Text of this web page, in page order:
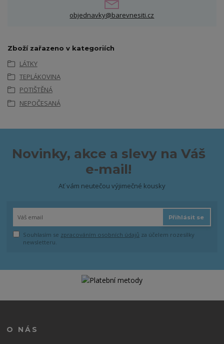
objednavky@barevnesiti.cz
Zboží zařazeno v kategoriích
LÁTKY
TEPLÁKOVINA
POTIŠTĚNÁ
NEPOČESANÁ
Novinky, akce a slevy na Váš
e-mail!
Ať vám neutečou výjimečné kousky
Přihlásit se
Souhlasím se zpracováním osobních údajů za účelem rozesílky
newsletteru.
O NÁS